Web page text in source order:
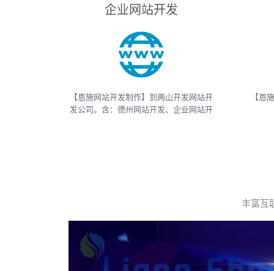
企业网站开发
【恩施网站开发制作】到两山开发网站开
发公司。含：德州网站开发、企业网站开
【恩
丰富互